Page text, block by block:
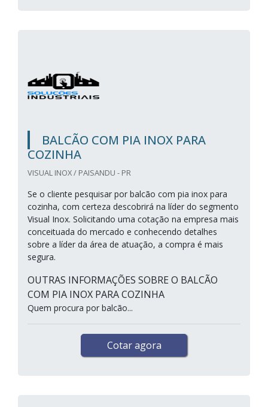
BALCÃO COM PIA INOX PARA
COZINHA
VISUAL INOX / PAISANDU - PR
Se o cliente pesquisar por balcão com pia inox para
cozinha, com certeza descobrirá na líder do segmento
Visual Inox. Solicitando uma cotação na empresa mais
conceituada do mercado e conhecendo detalhes
sobre a líder da área de atuação, a compra é mais
segura.
OUTRAS INFORMAÇÕES SOBRE O BALCÃO
COM PIA INOX PARA COZINHA
Quem procura por balcão...
Cotar agora